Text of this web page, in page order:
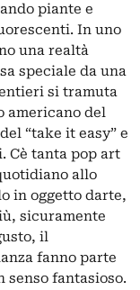
piante e
In uno
una realtà
speciale da una
si tramuta
americano del
“take it easy” e
Cè tanta pop art
allo
in oggetto darte,
sicuramente
il
fanno parte
senso fantasioso.